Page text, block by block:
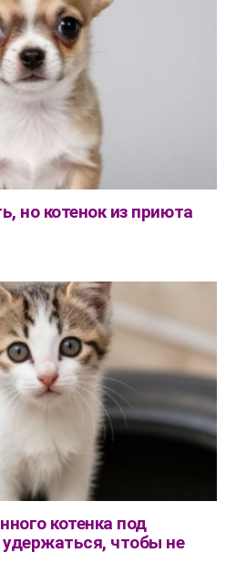
но котенок из приюта
котенка под
удержаться, чтобы не